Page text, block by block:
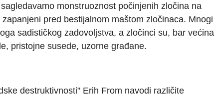
monstruoznost počinjenih zločina na
pred bestijalnom maštom zločinaca. Mnogi
sadističkog zadovoljstva, a zločinci su, bar većina
pristojne susede, uzorne građane.
destruktivnosti” Erih From navodi različite